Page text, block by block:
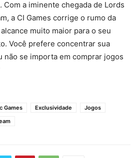
Com a iminente chegada de Lords
a CI Games corrige o rumo da
muito maior para o seu
Você prefere concentrar sua
não se importa em comprar jogos
Games Exclusividade
Jogos